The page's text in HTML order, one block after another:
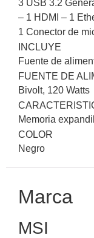
3 USB 3.2
– 1 HDMI – 1
1 Conector de
INCLUYE
Fuente de
FUENTE DE
Bivolt, 120 Watts
Memoria
COLOR
Negro
Marca
MSI